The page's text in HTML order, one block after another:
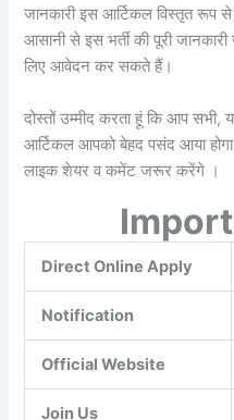
जानकारी इस आर्टिकल विस्तृत रूप
आसानी से इस भर्ती की पूरी
लिए आवेदन कर सकते हैं।
दोस्तों उम्मीद करता हूं कि आप
आर्टिकल आपको बेहद पसंद आया
लाइक शेयर व कमेंट जरूर करेंगे ।
Direct Online Apply
Notification
Official Website
Join Us